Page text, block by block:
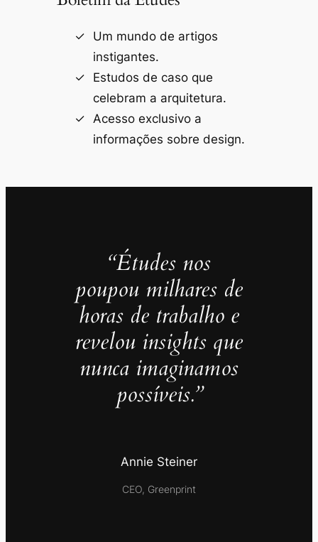
Um mundo de artigos
instigantes.
Estudos de caso que
celebram a arquitetura.
Acesso exclusivo a
informações sobre design.
“Études nos
poupou milhares de
horas de trabalho e
revelou insights que
nunca imaginamos
possíveis.”
Annie Steiner
CEO, Greenprint